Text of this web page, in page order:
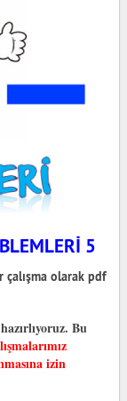
5
çalışma olarak pdf
Bu
izin